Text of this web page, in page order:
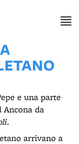
e una parte
da
.
arrivano a